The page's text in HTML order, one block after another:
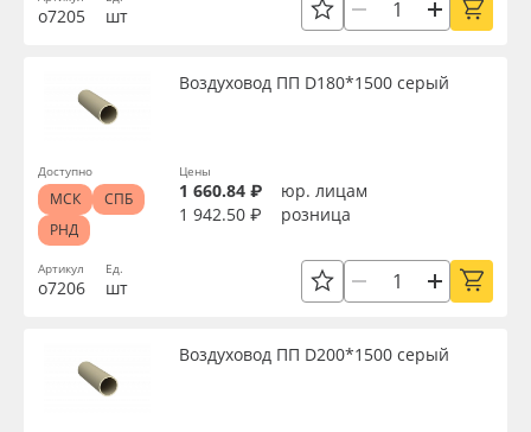
Orajet 3640
ПЭТ листовой
ПЭТ бэклит
Торговая марка
Доступность
Применить
о7205 шт
Артикул
о7206
Воздуховод ПП D180*1500 серый
Ед.
шт
Цены
1 660.84 ₽
юр. лицам
1 942.50 ₽
розница
Доступно
МСК
СПБ
РНД
Воздуховод ПП D200*1500 серый